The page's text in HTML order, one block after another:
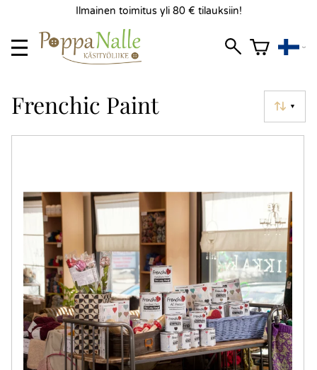
Ilmainen toimitus yli 80 € tilauksiin!
▼
Frenchic Paint